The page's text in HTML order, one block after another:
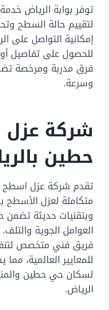
توفر بوابة الرياض
لتقييم حالة السطح
للحصول على تفاصيل
فرق مدربة ومرخصة
وسرعة.
شركة
حطين
تقدم شركة عزل اسطح
متكاملة لعزل الأسطح
وبتقنيات حديثة تضمن
العوامل الجوية
فريق فني متخصص
للمعايير العالمية، مما
لسكان حي حطين
الرياض.